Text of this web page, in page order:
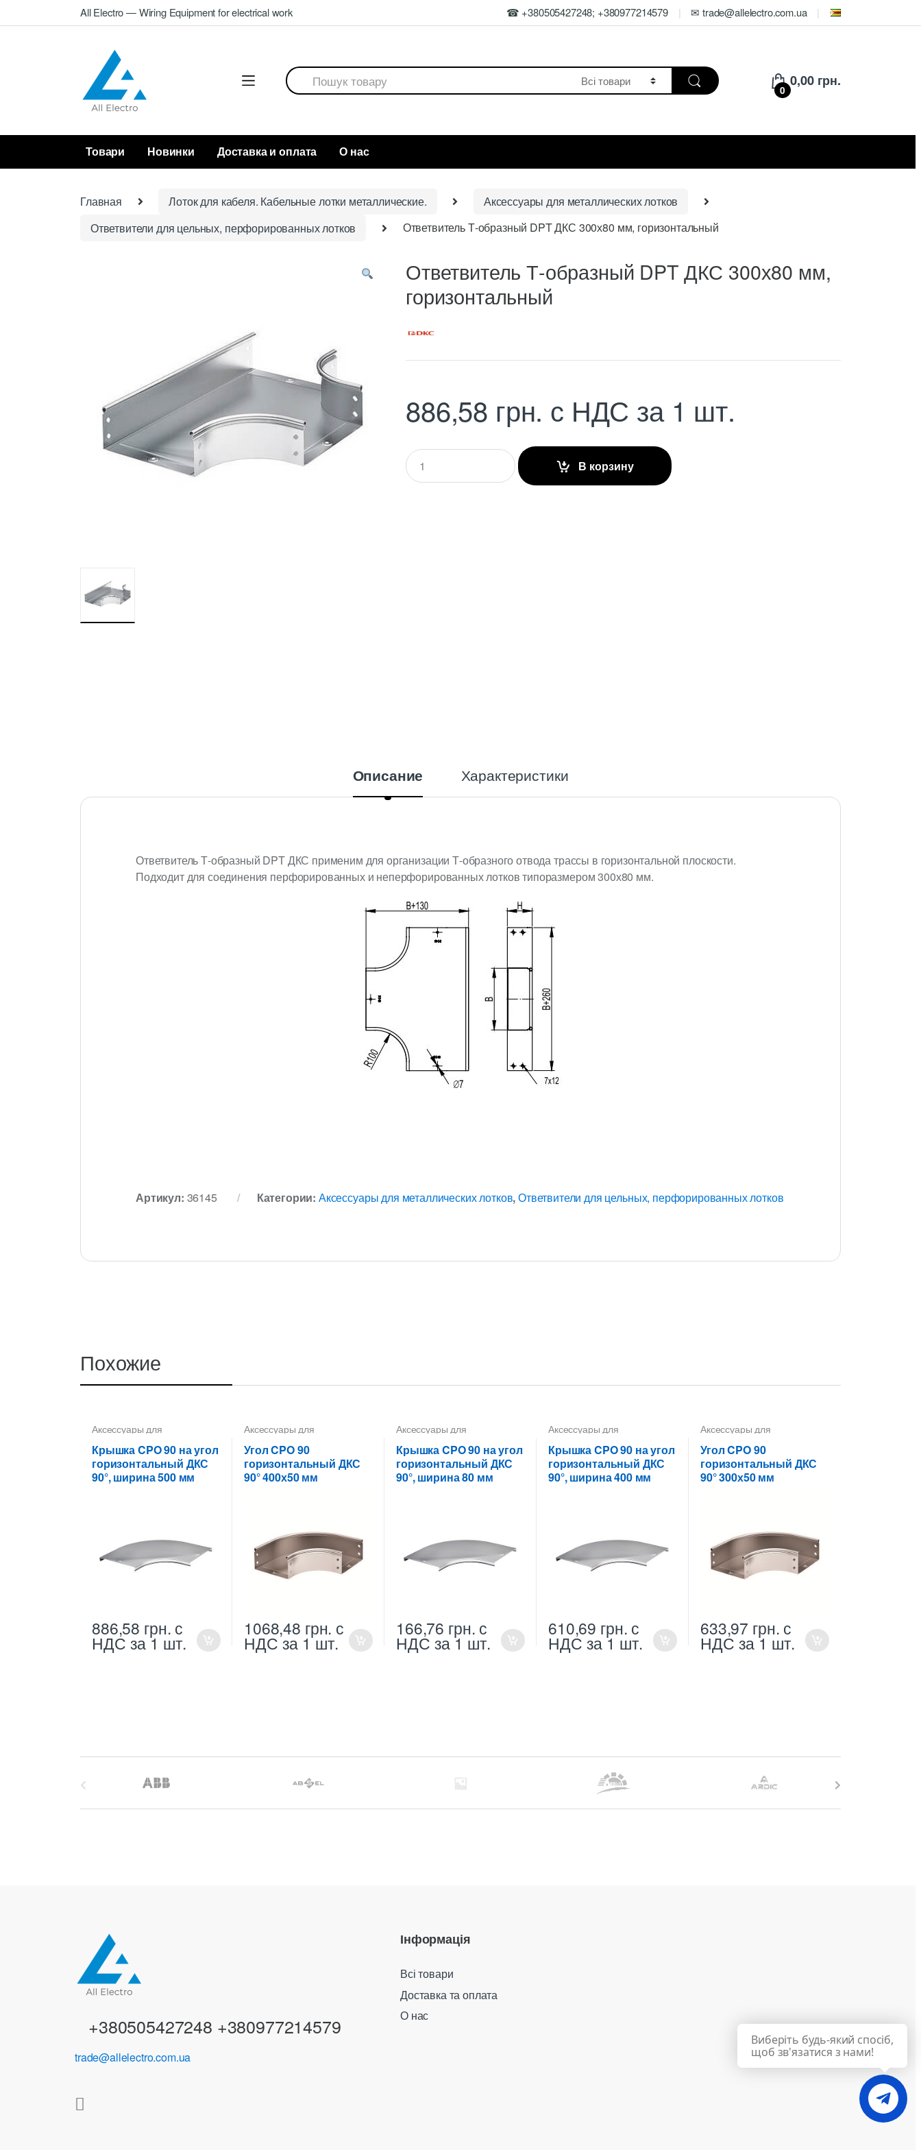
to
to
All Electro — Wiring Equipment for electrical work ☎ +380505427248; +380977214579 ✉ trade@allelectro.com.ua
Search
for:
0
0,00 грн.
Товари Новинки Доставка и оплата О нас
Главная Лоток для кабеля. Кабельные лотки металлические.
Аксессуары для металлических лотков
Ответвители для цельных, перфорированных лотков
Ответвитель Т-образный DPT ДКС 300х80 мм, горизонтальный
Ответвитель Т-образный DPT ДКС 300х80 мм,
горизонтальный
886,58 грн. с НДС за 1 шт.
Q
u
a
В корзину
Описание Характеристики
Ответвитель Т-образный DPT ДКС применим для организации Т-образного отвода трассы в горизонтальной плоскости.
Подходит для соединения перфорированных и неперфорированных лотков типоразмером 300х80 мм.
Артикул: 36145 Категории: Аксессуары для металлических лотков,Ответвители для цельных, перфорированных лотков
Похожие
Аксессуары для
металлических лотков
Крышки на повороты,
ответвители
Крышка CPO 90 на угол
горизонтальный ДКС
90°, ширина 500 мм
886,58 грн. с
НДС за 1 шт.
Аксессуары для
металлических лотков
для цельных,
перфорированных лотков
Угол CPO 90
горизонтальный ДКС
90° 400х50 мм
1068,48 грн. с
НДС за 1 шт.
Аксессуары для
металлических лотков
Крышки на повороты,
ответвители
Крышка CPO 90 на угол
горизонтальный ДКС
90°, ширина 80 мм
166,76 грн. с
НДС за 1 шт.
Аксессуары для
металлических лотков
Крышки на повороты,
ответвители
Крышка CPO 90 на угол
горизонтальный ДКС
90°, ширина 400 мм
610,69 грн. с
НДС за 1 шт.
Аксессуары для
металлических лотков
для цельных,
перфорированных лотков
Угол CPO 90
горизонтальный ДКС
90° 300х50 мм
633,97 грн. с
НДС за 1 шт.
+380505427248 +380977214579
trade@allelectro.com.ua
Інформація
Всі товари
Доставка та оплата
О нас
Виберіть будь-який спосіб,
щоб зв'язатися з нами!